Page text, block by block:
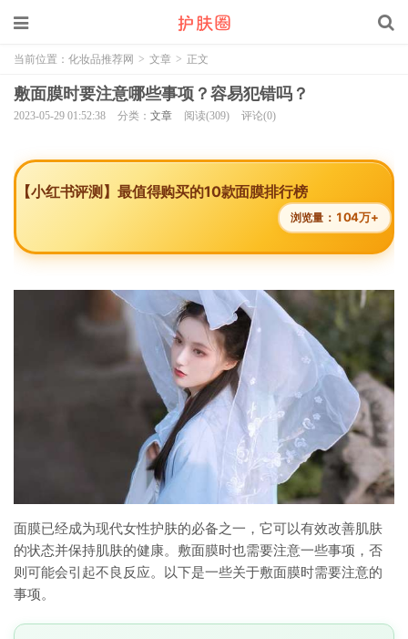
当前位置： 化妆品推荐网 > 文章 > 正文
敷面膜时要注意哪些事项？容易犯错吗？
2023-05-29 01:52:38 分类： 文章 阅读(309) 评论(0)
【小红书评测】最值得购买的10款面膜排行榜
浏览量： 104万+
面膜已经成为现代女性护肤的必备之一，它可以有效改善肌肤
的状态并保持肌肤的健康。敷面膜时也需要注意一些事项，否
则可能会引起不良反应。以下是一些关于敷面膜时需要注意的
事项。